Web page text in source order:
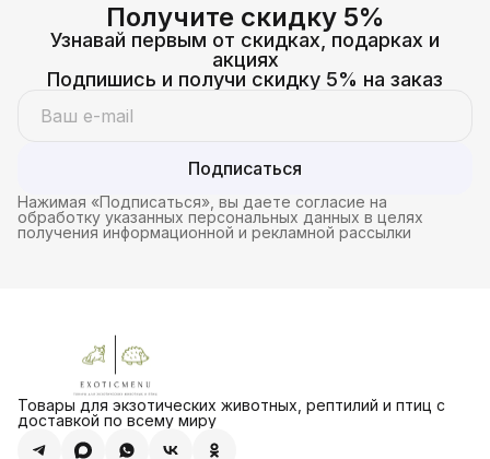
Получите скидку 5%
Узнавай первым от скидках, подарках и
акциях
Подпишись и получи скидку 5% на заказ
Подписаться
Нажимая «Подписаться», вы даете согласие на
обработку указанных персональных данных в целях
получения информационной и рекламной рассылки
Товары для экзотических животных, рептилий и птиц с
доставкой по всему миру